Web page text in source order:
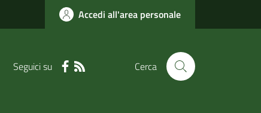
Accedi all'area personale
Seguici su Cerca